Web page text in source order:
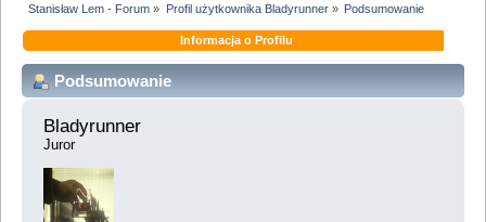
Stanisław Lem - Forum » Profil użytkownika Bladyrunner» Podsumowanie
Informacja o Profilu
Podsumowanie
Bladyrunner
Juror